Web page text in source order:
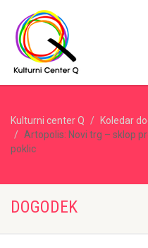
Kulturni center Q Koledar
Artopolis: Novi trg – sklop
poklic
DOGODEK